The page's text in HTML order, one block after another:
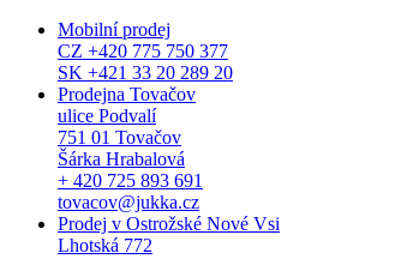
Mobilní prodej
CZ +420 775 750 377
SK +421 33 20 289 20
Prodejna Tovačov
ulice Podvalí
751 01 Tovačov
Šárka Hrabalová
+ 420 725 893 691
tovacov@jukka.cz
Prodej v Ostrožské Nové Vsi
Lhotská 772